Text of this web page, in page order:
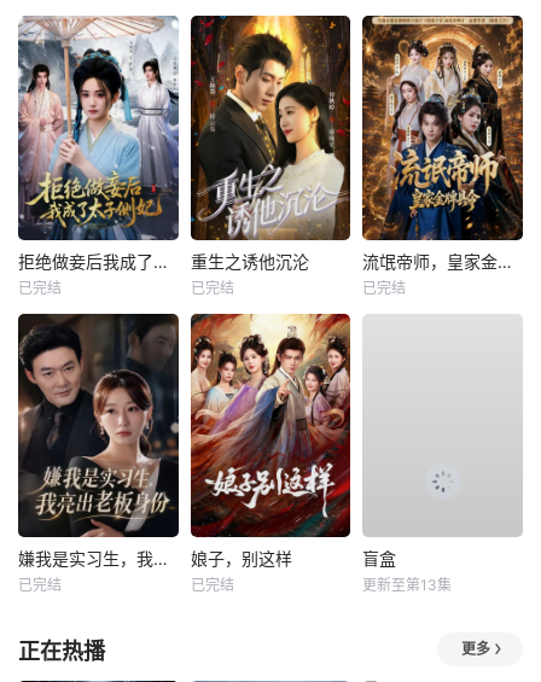
拒绝做妾后我成了太子侧妃
已完结
重生之诱他沉沦
已完结
流氓帝师，皇家金牌县令
已完结
嫌我是实习生，我亮出老板身份
已完结
娘子，别这样
已完结
盲盒
更新至第13集
正在热播 更多